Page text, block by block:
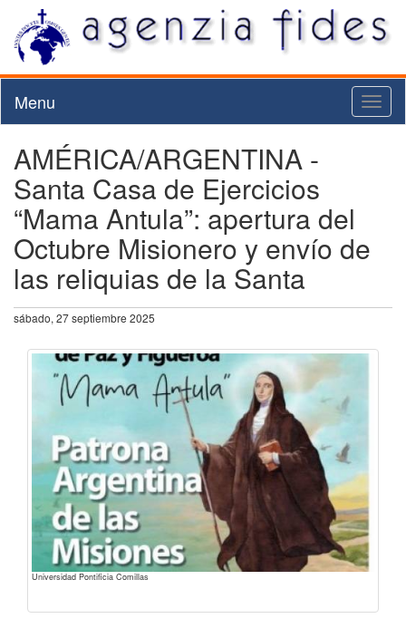
Menu
AMÉRICA/ARGENTINA -
Santa Casa de Ejercicios
“Mama Antula”: apertura del
Octubre Misionero y envío de
las reliquias de la Santa
sábado, 27 septiembre 2025
Universidad Pontificia Comillas